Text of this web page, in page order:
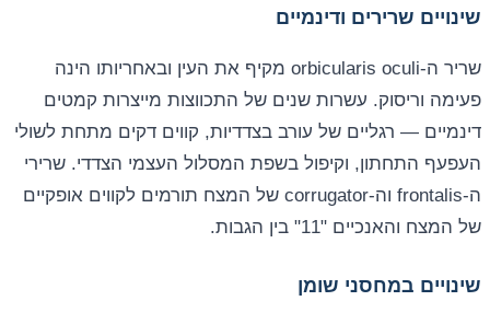
שינויים שרירים ודינמיים
שריר ה-orbicularis oculi מקיף את העין ובאחריותו הינה
פעימה וריסוק. עשרות שנים של התכווצות מייצרות קמטים
דינמיים — רגליים של עורב בצדדיות, קווים דקים מתחת לשולי
העפעף התחתון, וקיפול בשפת המסלול העצמי הצדדי. שרירי
ה-frontalis וה-corrugator של המצח תורמים לקווים אופקיים
של המצח והאנכיים "11" בין הגבות.
שינויים במחסני שומן